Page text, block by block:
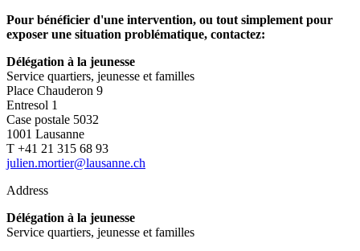
Pour bénéficier d'une intervention, ou tout simplement pour
exposer une situation problématique, contactez:
Délégation à la jeunesse
Service quartiers, jeunesse et familles
Place Chauderon 9
Entresol 1
Case postale 5032
1001 Lausanne
T +41 21 315 68 93
julien.mortier@lausanne.ch
Address
Délégation à la jeunesse
Service quartiers, jeunesse et familles